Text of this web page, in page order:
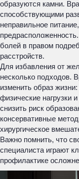
образуются камни.
способствующими
неправильное
болей в правом
расстройств.
Для избавления от
несколько подходов.
изменить образ
физические нагрузки
снизить риск
консервативные
хирургическое
Важно помнить, что
специалиста играют
профилактике